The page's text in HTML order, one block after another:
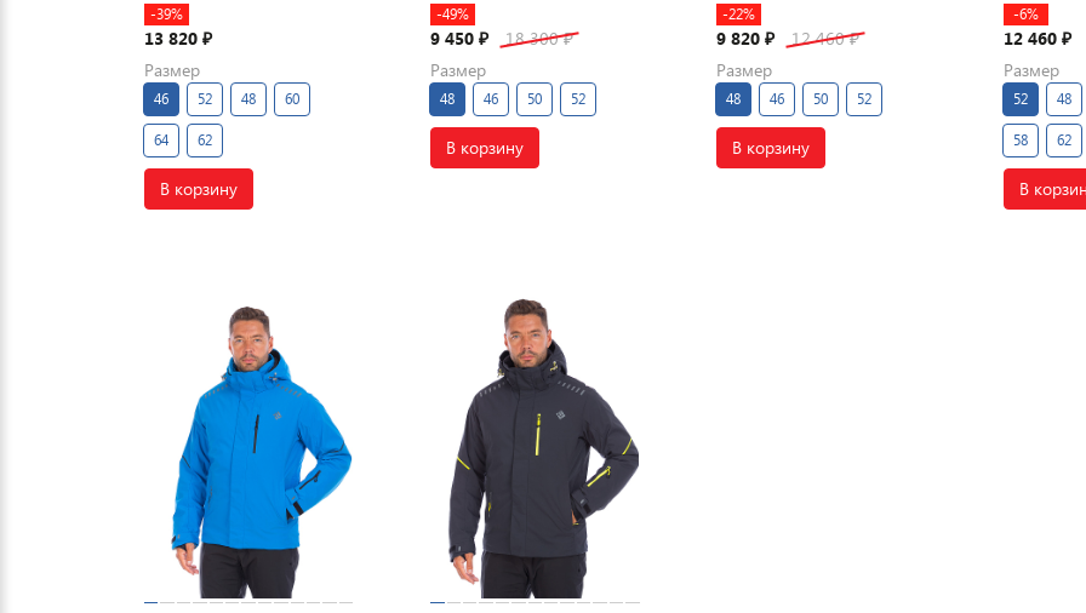
-39%
13 820 ₽
Размер
46 52 48 60
64 62
В корзину
-49%
9 450₽ 18 300₽
Размер
48 46 50 52
В корзину
-22%
9 820₽ 12 460₽
Размер
48 46 50 52
В корзину
-6%
12 460 ₽
Размер
52 48
58 62
В